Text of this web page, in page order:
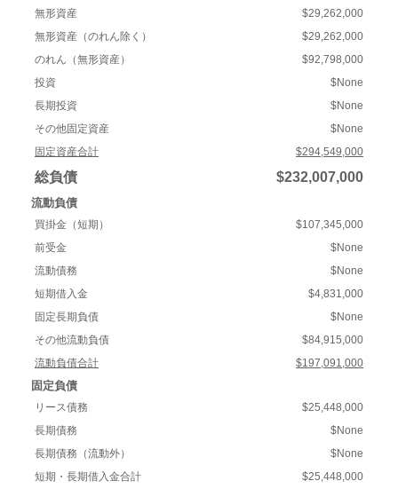
無形資産
$29,262,000
無形資産（のれん除く）
$29,262,000
のれん（無形資産）
$92,798,000
投資
$None
長期投資
$None
その他固定資産
$None
固定資産合計
$294,549,000
総負債 $232,007,000
流動負債
買掛金（短期）
$107,345,000
前受金
$None
流動債務
$None
短期借入金
$4,831,000
固定長期負債
$None
その他流動負債
$84,915,000
流動負債合計
$197,091,000
固定負債
リース債務
$25,448,000
長期債務
$None
長期債務（流動外）
$None
短期・長期借入金合計
$25,448,000